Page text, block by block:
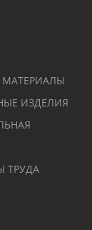
МАТЕРИАЛЫ
ИЗДЕЛИЯ
ТРУДА